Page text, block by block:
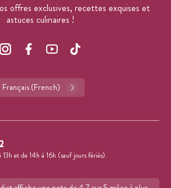
offres exclusives, recettes exquises et
astuces culinaires !
Français (French)
et de 14h à 16h (sauf jours fériés).